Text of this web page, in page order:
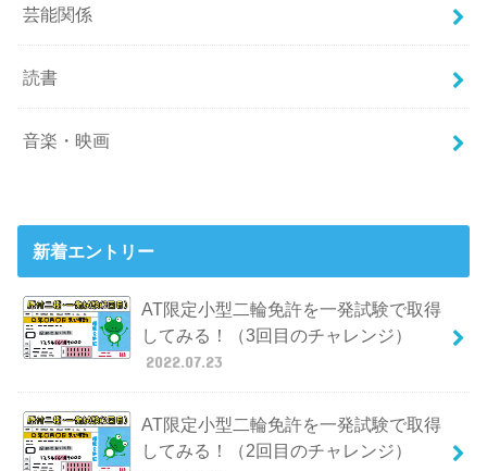
芸能関係
読書
音楽・映画
新着エントリー
AT限定小型二輪免許を一発試験で取得
してみる！（3回目のチャレンジ）
2022.07.23
AT限定小型二輪免許を一発試験で取得
してみる！（2回目のチャレンジ）